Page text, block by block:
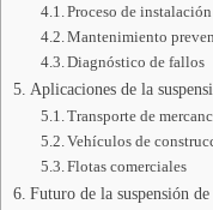
Proceso de instalación
Mantenimiento
Diagnóstico de fallos
Aplicaciones de la
Transporte de
Vehículos de
Flotas comerciales
Futuro de la suspensión